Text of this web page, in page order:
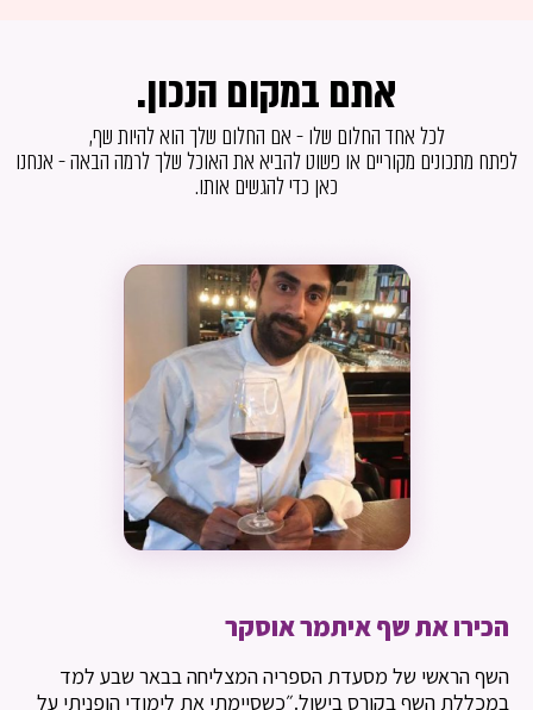
אתם במקום הנכון.
לכל אחד החלום שלו - אם החלום שלך הוא להיות שף,
לפתח מתכונים מקוריים או פשוט להביא את האוכל שלך לרמה הבאה - אנחנו
כאן כדי להגשים אותו.
הכירו את שף איתמר אוסקר
השף הראשי של מסעדת הספריה המצליחה בבאר שבע למד
במכללת השף בקורס בישול.״כשסיימתי את לימודי הופניתי על